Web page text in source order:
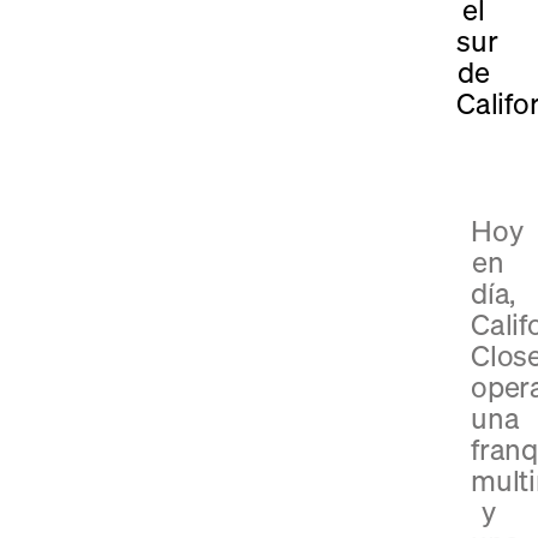
el
sur
de
Hoy
en
día,
una
y